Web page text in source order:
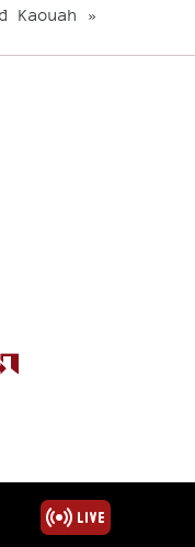
Kaouah »